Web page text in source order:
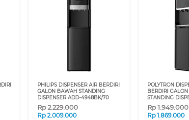
PHILIPS DISPENSER AIR BERDIRI
GALON BAWAH STANDING
DISPENSER ADD-4948BK/70
Rp2.229.000
Rp 2.009.000
POLYTRON
BERDIRI
STANDING
Rp1.949.000
Rp1.869.000